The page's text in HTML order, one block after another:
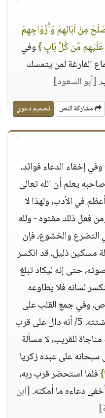
مِنْ آبَائِهِمْ وَأَزْوَاجِهِمْ
عَلَيْهِم مِّن كُلِّ بَابٍ }وفي
الفارغة لمن يتمسك
[أبو السعود]
مشاركة النص تصميم دعوي
وفي إخفاء الدعاء فوائد،
صاحبه يعلم أن الله تعالى
الخفي. 2/ أنه أعظم في الأدب، ولهذا لا
فعل ذلك مقتوه - ولله
أنه أبلغ في التضرع والخشوع، فإن
مسكين ذليل، قد انكسر
حتى إنه ليكاد تبلغ
لسانه فلا يطاوعه
وفي جمع القلب على
الله، فإن رفع الصوت يفرقه ويشتته. 5/ أنه دال على قرب
للقريب، لا مسألة
سبحانه على عبده زكريا
فلما استحضر قرب ربه،
دعاءه ما أمكنه.[ابن